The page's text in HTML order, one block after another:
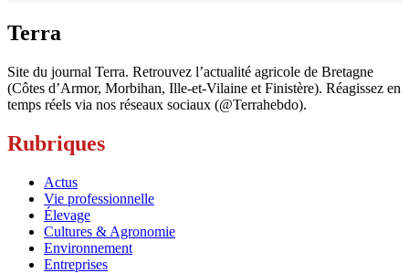
Terra
Site du journal Terra. Retrouvez l’actualité agricole de Bretagne
(Côtes d’Armor, Morbihan, Ille-et-Vilaine et Finistère). Réagissez en
temps réels via nos réseaux sociaux (@Terrahebdo).
Rubriques
Actus
Vie professionnelle
Élevage
Cultures & Agronomie
Environnement
Entreprises